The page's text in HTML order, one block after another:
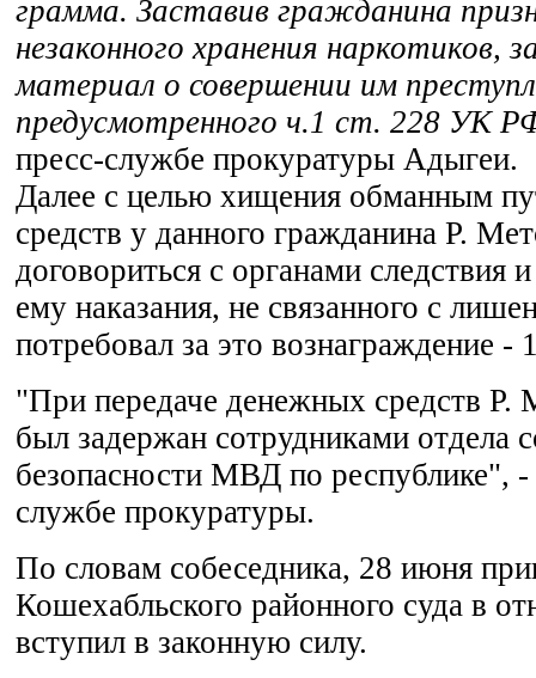
грамма. Заставив гражданина
незаконного хранения наркотиков,
материал о совершении им
предусмотренного ч.1 ст. 228 УК
пресс-службе прокуратуры Адыгеи.
Далее с целью хищения обманным
средств у данного гражданина Р.
договориться с органами следствия
ему наказания, не связанного с
потребовал за это вознаграждение -
"При передаче денежных средств Р.
был задержан сотрудниками отдела
безопасности МВД по республике", -
службе прокуратуры.
По словам собеседника, 28 июня
Кошехабльского районного суда в
вступил в законную силу.